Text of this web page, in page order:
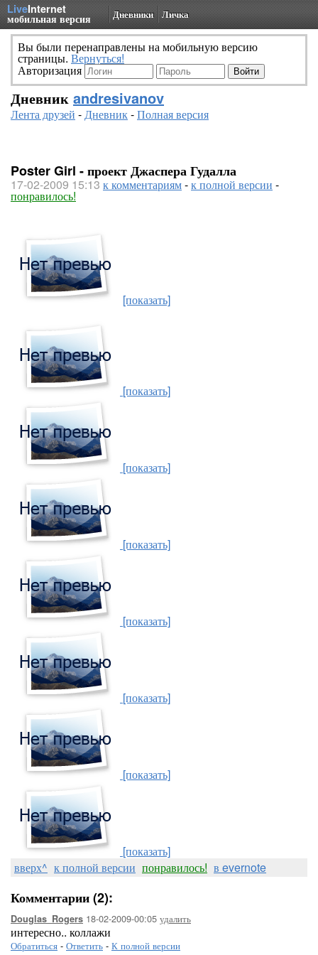
LiveInternet
мобильная версия Дневники Личка
Вы были перенаправлены на мобильную версию
страницы. Вернуться!
Авторизация
Дневник andresivanov
Лента друзей -Дневник-Полная версия
Poster Girl - проект Джаспера Гудалла
17-02-2009 15:13 к комментариям-к полной версии -
понравилось!
[показать]
[показать]
[показать]
[показать]
[показать]
[показать]
[показать]
[показать]
вверх^ к полной версии понравилось! в evernote
Комментарии (2):
Douglas_Rogers 18-02-2009-00:05 удалить
интересно.. коллажи
Обратиться - Ответить - К полной версии